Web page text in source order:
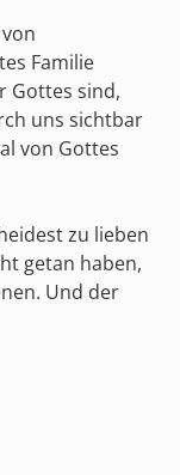
Familie
Gottes sind,
uns sichtbar
von Gottes
zu lieben
getan haben,
Und der